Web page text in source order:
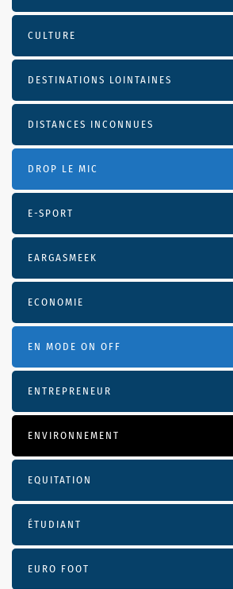
CULTURE
DESTINATIONS LOINTAINES
DISTANCES INCONNUES
DROP LE MIC
E-SPORT
EARGASMEEK
ECONOMIE
EN MODE ON OFF
ENTREPRENEUR
ENVIRONNEMENT
EQUITATION
ÉTUDIANT
EURO FOOT